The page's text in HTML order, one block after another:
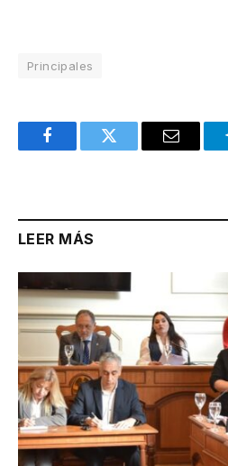
Principales
FacebookTwitter Email
LEER MÁS